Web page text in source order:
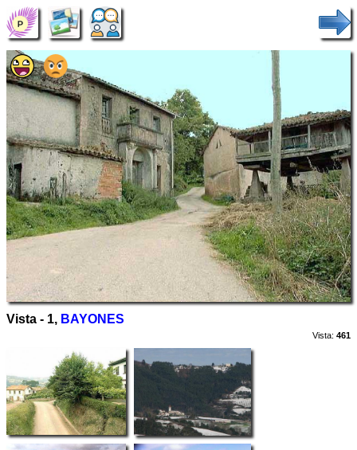
Vista - 1, BAYONES
Vista: 461